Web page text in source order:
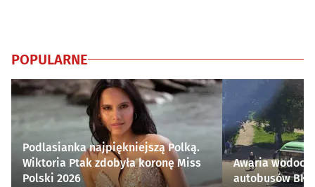
POPULARNE
Podlasianka najpiękniejszą Polką.
Wiktoria Ptak zdobyła koronę Miss
Polski 2026
Awaria
autobusów